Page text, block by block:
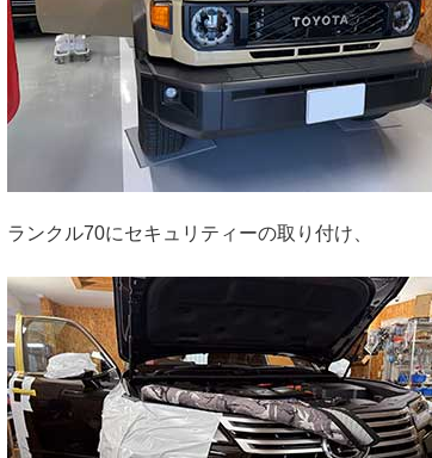
ランクル70にセキュリティーの取り付け、